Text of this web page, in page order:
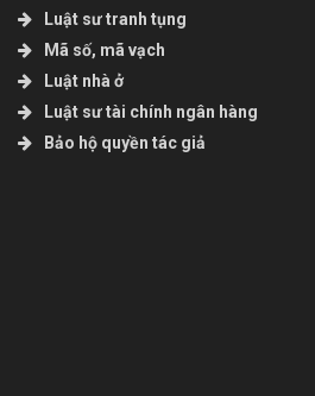
Luật sư tranh tụng
Mã số, mã vạch
Luật nhà ở
Luật sư tài chính ngân hàng
Bảo hộ quyền tác giả